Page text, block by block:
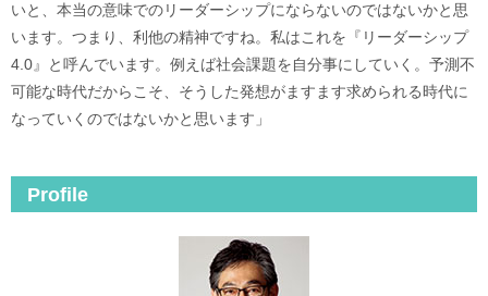
いと、本当の意味でのリーダーシップにならないのではないかと思
います。つまり、利他の精神ですね。私はこれを『リーダーシップ
4.0』と呼んでいます。例えば社会課題を自分事にしていく。予測不
可能な時代だからこそ、そうした発想がますます求められる時代に
なっていくのではないかと思います」
Profile